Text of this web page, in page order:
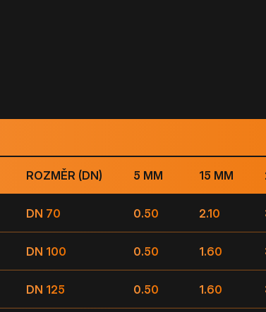
ROZMĚR (DN) 5 MM 15 MM
DN 70 0.50 2.10
DN 100 0.50 1.60
DN 125 0.50 1.60